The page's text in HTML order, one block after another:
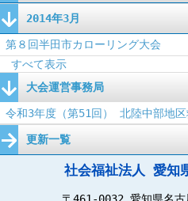
2014年3月
第８回半田市カローリング大会
すべて表示
大会運営事務局
令和3年度（第51回） 北陸中部地
更新一覧
社会福祉法人 愛知